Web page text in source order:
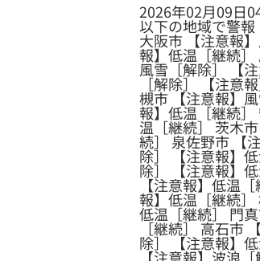
2026年02月09日
以下の地域で警
大阪市 【注意報
報】低温［継続］
風雪［解除］ 【
［解除］ 【注意
槻市 【注意報】
報】低温［継続
温［継続］ 茨木
続］ 泉佐野市 【
除］ 【注意報】
除］ 【注意報】
【注意報】低温
報】低温［継続
低温［継続］ 門
［継続］ 高石市
除］ 【注意報】